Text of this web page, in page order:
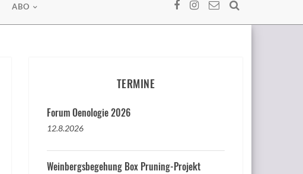
ABO
TERMINE
Forum Oenologie 2026
12.8.2026
Weinbergsbegehung Box Pruning-Projekt